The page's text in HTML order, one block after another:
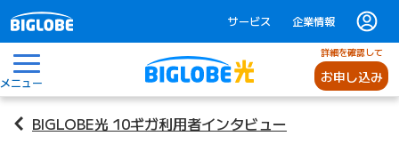
サービス 企業情報
メニュー
詳細を確認して
お申し込み
BIGLOBE光 10ギガ利用者インタビュー